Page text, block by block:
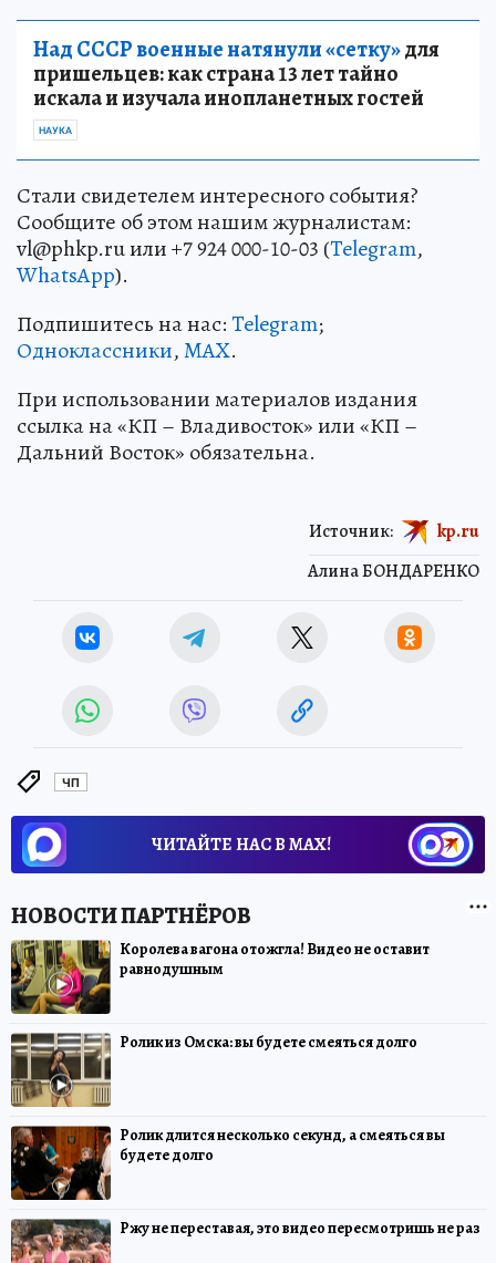
Над СССР военные натянули «сетку»для
пришельцев: как страна 13 лет тайно
искала и изучала инопланетных гостей
НАУКА
Стали свидетелем интересного события?
Сообщите об этом нашим журналистам:
vl@phkp.ru или +7 924 000-10-03 (Telegram,
WhatsApp).
Подпишитесь на нас:Telegram;
Одноклассники,MAX.
При использовании материалов издания
ссылка на «КП – Владивосток» или «КП –
Дальний Восток» обязательна.
Алина БОНДАРЕНКО
Источник: kp.ru
ЧП
ЧИТАЙТЕ НАС В МАХ!
Королева вагона отожгла! Видео не оставит
равнодушным
Ролик из Омска: вы будете смеяться долго
Ролик длится несколько секунд, а смеяться вы
будете долго
Ржу не переставая, это видео пересмотришь не раз